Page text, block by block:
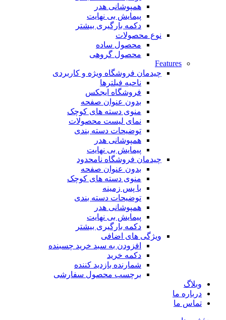
همپوشانی هدر
پیمایش بی نهایت
دکمه بارگیری بیشتر
نوع محصولات
محصول ساده
محصول گروهی
Features
چیدمان فروشگاه ویژه و کاربردی
ناحیه فیلترها
فروشگاه ایجکس
بدون عنوان صفحه
منوی دسته های کوچک
نمای لیست محصولات
توضیحات دسته بندی
همپوشانی هدر
پیمایش بی نهایت
چیدمان فروشگاه نامحدود
بدون عنوان صفحه
منوی دسته های کوچک
با پس زمینه
توضیحات دسته بندی
همپوشانی هدر
پیمایش بی نهایت
دکمه بارگیری بیشتر
ویژگی های اضافی
افزودن به سبد خرید چسبنده
دکمه خرید
شمارنده بازدید کننده
برچسب محصول سفارشی
وبلاگ
درباره ما
تماس ما